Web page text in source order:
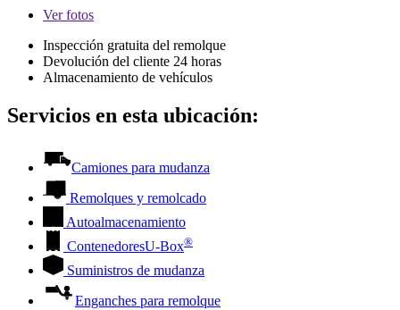
Verfotos
Inspección gratuita del remolque
Devolución del cliente 24 horas
Almacenamiento de vehículos
Servicios en esta ubicación:
Camiones para mudanza
Remolques y remolcado
Autoalmacenamiento
ContenedoresU-Box®
Suministros de mudanza
Enganches para remolque